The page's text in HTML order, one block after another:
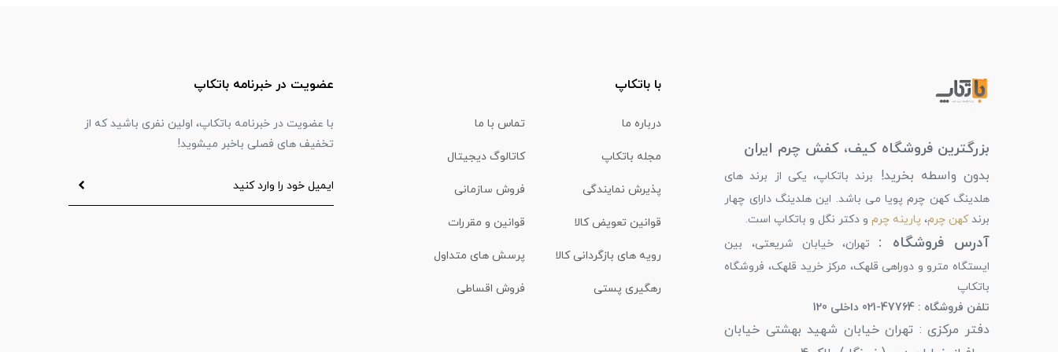
بزرگترین فروشگاه کیف، کفش چرم ایران
بدون واسطه بخرید!
برند باتکاپ، یکی از برند های
هلدینگ کهن چرم پویا می باشد. این هلدینگ دارای چهار
برندکهن چرم، پارینه چرم و دکتر نگل و باتکاپ است.
آدرس فروشگاه : تهران، خیابان شریعتی، بین
ایستگاه مترو و دوراهی قلهک، مرکز خرید قلهک، فروشگاه
باتکاپ
تلفن فروشگاه : 47764-021 داخلی 120
دفتر مرکزی : تهران خیابان شهید بهشتی خیابان
با باتکاپ
درباره ما تماس با ما
مجله باتکاپ کاتالوگ دیجیتال
پذیرش نمایندگی فروش سازمانی
قوانین تعویض کالا قوانین و مقررات
رویه های بازگردانی کالا پرسش های متداول
رهگیری پستی فروش اقساطی
عضویت در خبرنامه باتکاپ
با عضویت در خبرنامه باتکاپ، اولین نفری باشید که از
تخفیف های فصلی باخبر میشوید!